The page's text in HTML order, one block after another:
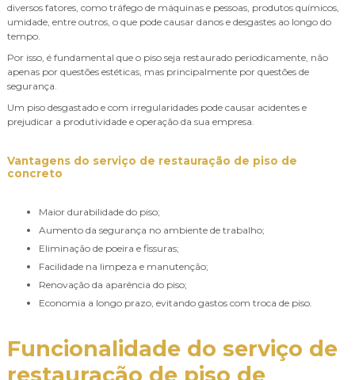
diversos fatores, como tráfego de máquinas e pessoas, produtos químicos,
umidade, entre outros, o que pode causar danos e desgastes ao longo do
tempo.
Por isso, é fundamental que o piso seja restaurado periodicamente, não
apenas por questões estéticas, mas principalmente por questões de
segurança.
Um piso desgastado e com irregularidades pode causar acidentes e
prejudicar a produtividade e operação da sua empresa.
Vantagens do serviço de restauração de piso de
concreto
Maior durabilidade do piso;
Aumento da segurança no ambiente de trabalho;
Eliminação de poeira e fissuras;
Facilidade na limpeza e manutenção;
Renovação da aparência do piso;
Economia a longo prazo, evitando gastos com troca de piso.
Funcionalidade do serviço de